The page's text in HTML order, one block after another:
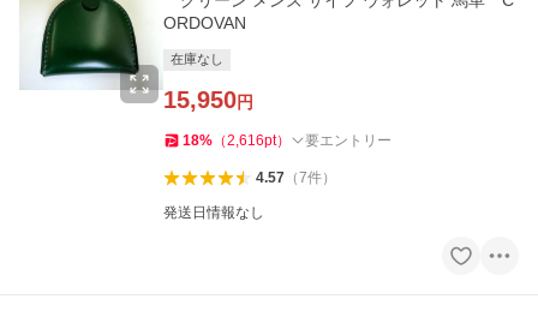
ORDOVAN
在庫なし
15,950円
18% （2,616pt） 要エントリー
4.57（7件）
発送日情報なし